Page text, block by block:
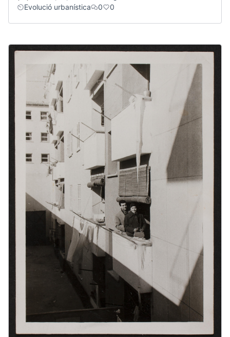
Evolució urbanística
0 0